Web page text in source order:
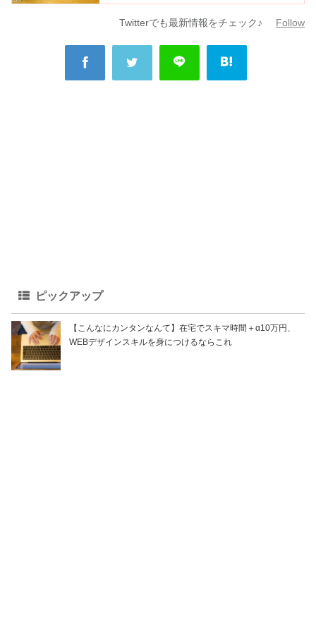
Twitterでも最新情報をチェック♪ Follow
ピックアップ
【こんなにカンタンなんて】在宅でスキマ時間＋α10万円、
WEBデザインスキルを身につけるならこれ